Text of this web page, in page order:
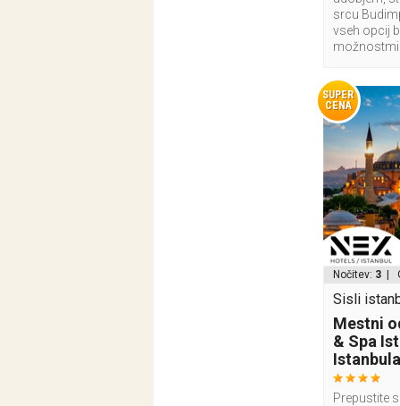
srcu
vseh opcij
možnostmi
SUPER
CENA
Nočitev: 3 |
Sisli
Mestni
& Spa
Prepustite